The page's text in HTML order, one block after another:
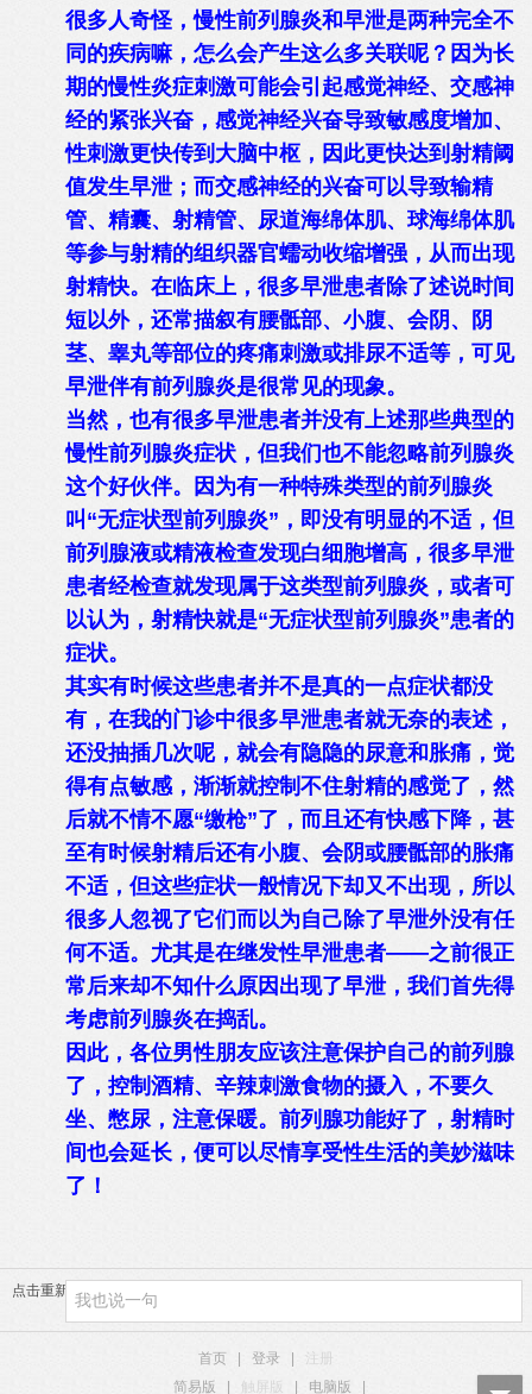
很多人奇怪，慢性前列腺炎和早泄是两种完全不
同的疾病嘛，怎么会产生这么多关联呢？因为长
期的慢性炎症刺激可能会引起感觉神经、交感神
经的紧张兴奋，感觉神经兴奋导致敏感度增加、
性刺激更快传到大脑中枢，因此更快达到射精阈
值发生早泄；而交感神经的兴奋可以导致输精
管、精囊、射精管、尿道海绵体肌、球海绵体肌
等参与射精的组织器官蠕动收缩增强，从而出现
射精快。在临床上，很多早泄患者除了述说时间
短以外，还常描叙有腰骶部、小腹、会阴、阴
茎、睾丸等部位的疼痛刺激或排尿不适等，可见
早泄伴有前列腺炎是很常见的现象。
当然，也有很多早泄患者并没有上述那些典型的
慢性前列腺炎症状，但我们也不能忽略前列腺炎
这个好伙伴。因为有一种特殊类型的前列腺炎
叫“无症状型前列腺炎”，即没有明显的不适，但
前列腺液或精液检查发现白细胞增高，很多早泄
患者经检查就发现属于这类型前列腺炎，或者可
以认为，射精快就是“无症状型前列腺炎”患者的
症状。
其实有时候这些患者并不是真的一点症状都没
有，在我的门诊中很多早泄患者就无奈的表述，
还没抽插几次呢，就会有隐隐的尿意和胀痛，觉
得有点敏感，渐渐就控制不住射精的感觉了，然
后就不情不愿“缴枪”了，而且还有快感下降，甚
至有时候射精后还有小腹、会阴或腰骶部的胀痛
不适，但这些症状一般情况下却又不出现，所以
很多人忽视了它们而以为自己除了早泄外没有任
何不适。尤其是在继发性早泄患者——之前很正
常后来却不知什么原因出现了早泄，我们首先得
考虑前列腺炎在捣乱。
因此，各位男性朋友应该注意保护自己的前列腺
了，控制酒精、辛辣刺激食物的摄入，不要久
坐、憋尿，注意保暖。前列腺功能好了，射精时
间也会延长，便可以尽情享受性生活的美妙滋味
了！
点击重新加载
首页 登录
注册
简易版
触屏版 电脑版